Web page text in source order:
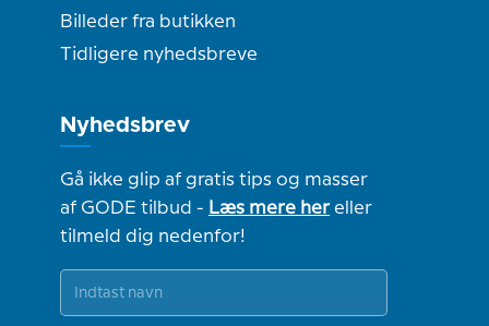
Billeder fra butikken
Tidligere nyhedsbreve
Nyhedsbrev
Gå ikke glip af gratis tips og masser
af GODE tilbud - Læs mere hereller
tilmeld dig nedenfor!